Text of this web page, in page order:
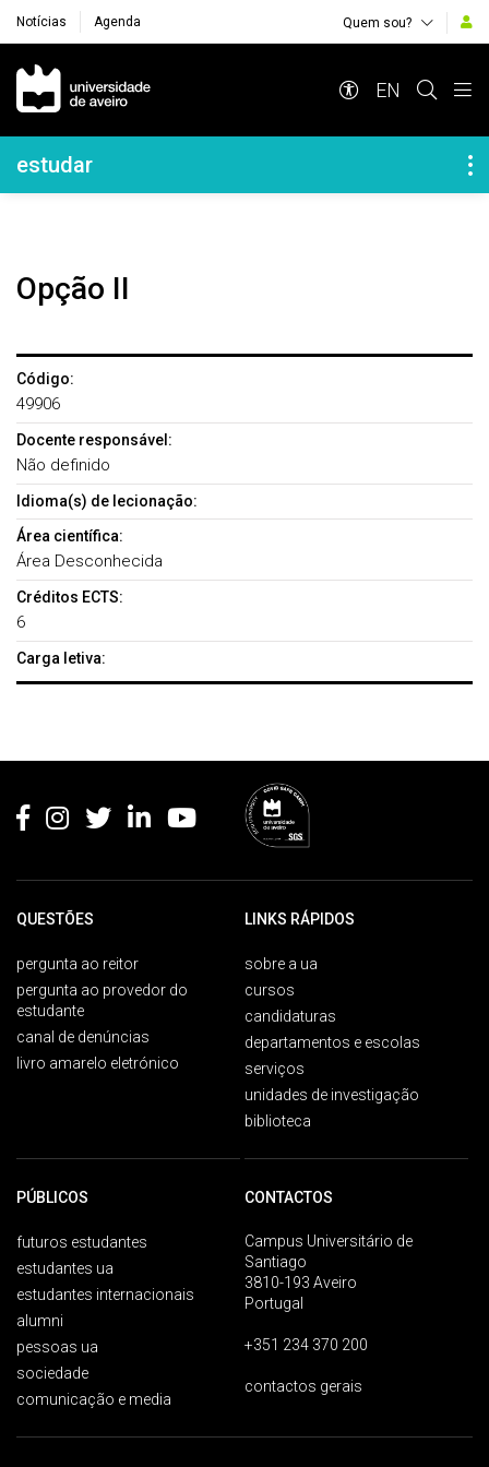
Notícias Agenda Quem sou?
Navegação Principal
EN
Navegação Lateral
estudar
Opção II
Código:
49906
Docente responsável:
Não definido
Idioma(s) de lecionação:
Área científica:
Área Desconhecida
Créditos ECTS:
6
Carga letiva:
QUESTÕES
pergunta ao reitor
pergunta ao provedor do
estudante
canal de denúncias
livro amarelo eletrónico
LINKS RÁPIDOS
sobre a ua
cursos
candidaturas
departamentos e escolas
serviços
unidades de investigação
biblioteca
PÚBLICOS
futuros estudantes
estudantes ua
estudantes internacionais
alumni
pessoas ua
sociedade
comunicação e media
CONTACTOS
Campus Universitário de
Santiago
3810-193 Aveiro
Portugal
+351 234 370 200
contactos gerais